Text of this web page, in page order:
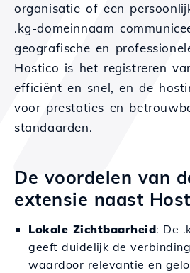
organisatie of een
.kg-domeinnaam
geografische en
Hostico is het registreren
efficiënt en snel, en de
voor prestaties en
standaarden.
De voordelen van
extensie naast
Lokale Zichtbaarheid: De
geeft duidelijk de
waardoor relevantie en